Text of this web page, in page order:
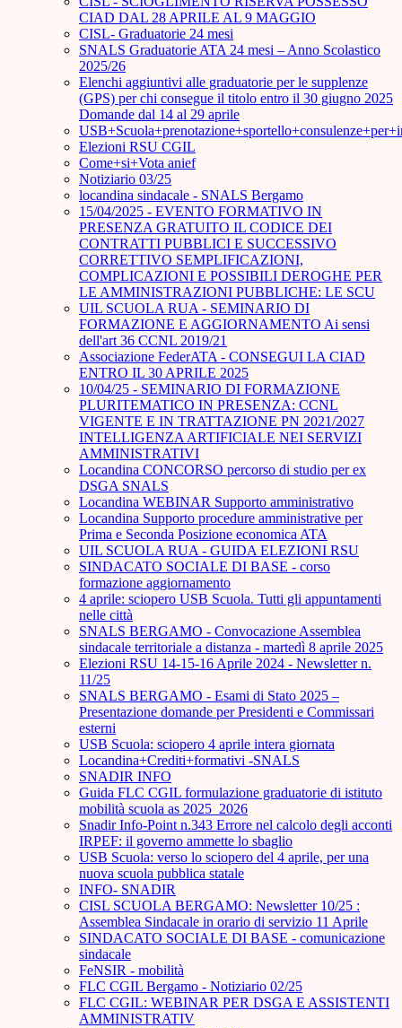
CIAD DAL 28 APRILE AL 9 MAGGIO
CISL- Graduatorie 24 mesi
SNALS Graduatorie ATA 24 mesi – Anno Scolastico
2025/26
Elenchi aggiuntivi alle graduatorie per le supplenze
(GPS) per chi consegue il titolo entro il 30 giugno 2025
Domande dal 14 al 29 aprile
Elezioni RSU CGIL
Come+si+Vota anief
Notiziario 03/25
locandina sindacale - SNALS Bergamo
15/04/2025 - EVENTO FORMATIVO IN
PRESENZA GRATUITO IL CODICE DEI
CONTRATTI PUBBLICI E SUCCESSIVO
CORRETTIVO SEMPLIFICAZIONI,
COMPLICAZIONI E POSSIBILI DEROGHE PER
LE AMMINISTRAZIONI PUBBLICHE: LE SCU
UIL SCUOLA RUA - SEMINARIO DI
FORMAZIONE E AGGIORNAMENTO Ai sensi
dell'art 36 CCNL 2019/21
Associazione FederATA - CONSEGUI LA CIAD
ENTRO IL 30 APRILE 2025
10/04/25 - SEMINARIO DI FORMAZIONE
PLURITEMATICO IN PRESENZA: CCNL
VIGENTE E IN TRATTAZIONE PN 2021/2027
INTELLIGENZA ARTIFICIALE NEI SERVIZI
AMMINISTRATIVI
Locandina CONCORSO percorso di studio per ex
DSGA SNALS
Locandina WEBINAR Supporto amministrativo
Locandina Supporto procedure amministrative per
Prima e Seconda Posizione economica ATA
UIL SCUOLA RUA - GUIDA ELEZIONI RSU
SINDACATO SOCIALE DI BASE - corso
formazione aggiornamento
4 aprile: sciopero USB Scuola. Tutti gli appuntamenti
nelle città
SNALS BERGAMO - Convocazione Assemblea
sindacale territoriale a distanza - martedì 8 aprile 2025
Elezioni RSU 14-15-16 Aprile 2024 - Newsletter n.
11/25
SNALS BERGAMO - Esami di Stato 2025 –
Presentazione domande per Presidenti e Commissari
esterni
USB Scuola: sciopero 4 aprile intera giornata
Locandina+Crediti+formativi -SNALS
SNADIR INFO
Guida FLC CGIL formulazione graduatorie di istituto
mobilità scuola as 2025_2026
Snadir Info-Point n.343 Errore nel calcolo degli acconti
IRPEF: il governo ammette lo sbaglio
USB Scuola: verso lo sciopero del 4 aprile, per una
nuova scuola pubblica statale
INFO- SNADIR
CISL SCUOLA BERGAMO: Newsletter 10/25 :
Assemblea Sindacale in orario di servizio 11 Aprile
SINDACATO SOCIALE DI BASE - comunicazione
sindacale
FeNSIR - mobilità
FLC CGIL Bergamo - Notiziario 02/25
FLC CGIL: WEBINAR PER DSGA E ASSISTENTI
AMMINISTRATIV